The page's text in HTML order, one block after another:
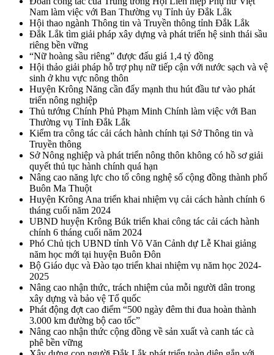
Nam làm việc với Ban Thường vụ Tỉnh ủy Đắk Lắk
Hội thao ngành Thông tin và Truyền thông tỉnh Đắk Lắk
Đắk Lắk tìm giải pháp xây dựng và phát triển hệ sinh thái sầu
riêng bền vững
“Nữ hoàng sầu riêng” được đấu giá 1,4 tỷ đồng
Hội thảo giải pháp hỗ trợ phụ nữ tiếp cận với nước sạch và vệ
sinh ở khu vực nông thôn
Huyện Krông Năng cần đẩy mạnh thu hút đầu tư vào phát
triển nông nghiệp
Thủ tướng Chính Phủ Phạm Minh Chính làm việc với Ban
Thường vụ Tỉnh Đắk Lắk
Kiểm tra công tác cải cách hành chính tại Sở Thông tin và
Truyền thông
Sở Nông nghiệp và phát triển nông thôn không có hồ sơ giải
quyết thủ tục hành chính quá hạn
Nâng cao năng lực cho tổ công nghệ số cộng đồng thành phố
Buôn Ma Thuột
Huyện Krông Ana triển khai nhiệm vụ cải cách hành chính 6
tháng cuối năm 2024
UBND huyện Krông Búk triển khai công tác cải cách hành
chính 6 tháng cuối năm 2024
Phó Chủ tịch UBND tỉnh Võ Văn Cảnh dự Lễ Khai giảng
năm học mới tại huyện Buôn Đôn
Bộ Giáo dục và Đào tạo triển khai nhiệm vụ năm học 2024-
2025
Nâng cao nhận thức, trách nhiệm của mỗi người dân trong
xây dựng và bảo vệ Tổ quốc
Phát động đợt cao điểm “500 ngày đêm thi đua hoàn thành
3.000 km đường bộ cao tốc”
Nâng cao nhận thức cộng đồng về sản xuất và canh tác cà
phê bền vững